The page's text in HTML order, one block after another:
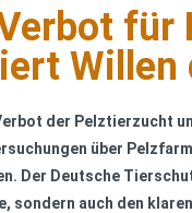
für
Willen
der Pelztierzucht
über
Der Deutsche
sondern auch den